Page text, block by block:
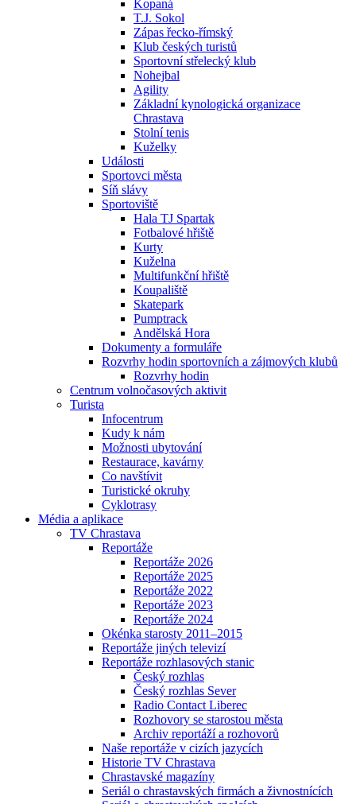
Kopaná
T.J. Sokol
Zápas řecko-římský
Klub českých turistů
Sportovní střelecký klub
Nohejbal
Agility
Základní kynologická organizace
Chrastava
Stolní tenis
Kuželky
Události
Sportovci města
Síň slávy
Sportoviště
Hala TJ Spartak
Fotbalové hřiště
Kurty
Kuželna
Multifunkční hřiště
Koupaliště
Skatepark
Pumptrack
Andělská Hora
Dokumenty a formuláře
Rozvrhy hodin sportovních a zájmových klubů
Rozvrhy hodin
Centrum volnočasových aktivit
Turista
Infocentrum
Kudy k nám
Možnosti ubytování
Restaurace, kavárny
Co navštívit
Turistické okruhy
Cyklotrasy
Média a aplikace
TV Chrastava
Reportáže
Reportáže 2026
Reportáže 2025
Reportáže 2022
Reportáže 2023
Reportáže 2024
Okénka starosty 2011–2015
Reportáže jiných televizí
Reportáže rozhlasových stanic
Český rozhlas
Český rozhlas Sever
Radio Contact Liberec
Rozhovory se starostou města
Archiv reportáží a rozhovorů
Naše reportáže v cizích jazycích
Historie TV Chrastava
Chrastavské magazíny
Seriál o chrastavských firmách a živnostnících